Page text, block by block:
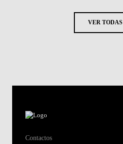
VER TODAS
Contactos